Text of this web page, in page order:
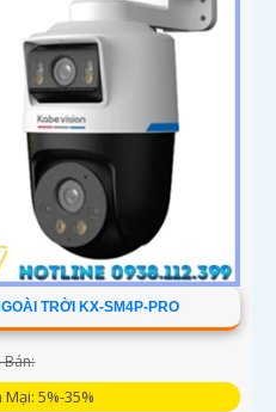
TRỜI KX-SM4P-PRO
Bán:
5%-35%